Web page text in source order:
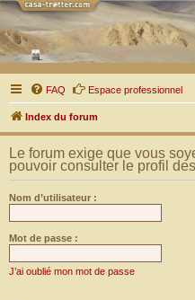
FAQ Espace professionnel
Index du forum
Le forum exige que vous
pouvoir consulter le profil
Nom d’utilisateur :
Mot de passe :
J’ai oublié mon mot de passe